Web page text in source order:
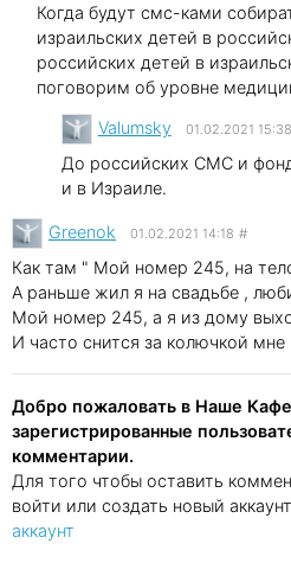
Когда будут смс-ками
израильских детей в
российских детей в
поговорим об уровне
Valumsky 01.02.2021 15:38
До российских СМС и
и в Израиле.
Greenok 01.02.2021 14:18 #
Как там " Мой номер 245, на
А раньше жил я на свадьбе ,
Мой номер 245, а я из дому
И часто снится за колючкой
Добро пожаловать в Наше
зарегистрированные
комментарии.
Для того чтобы оставить
войти или создать новый
аккаунт